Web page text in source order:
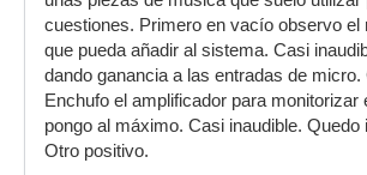
cuestiones. Primero en vacío observo el
que pueda añadir al sistema. Casi
dando ganancia a las entradas de micro.
Enchufo el amplificador para monitorizar
pongo al máximo. Casi inaudible. Quedo
Otro positivo.